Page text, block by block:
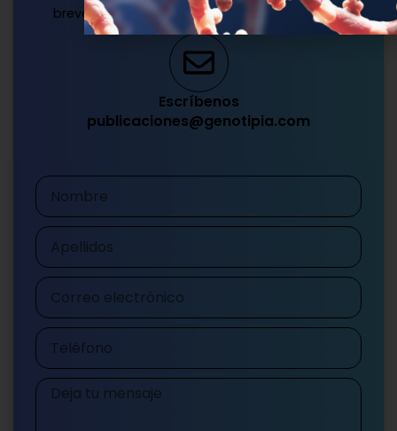
brevedad.
Escríbenos
publicaciones@genotipia.com
Nombre
Apellidos
Correo
electrónico
Teléfono
Mensaje